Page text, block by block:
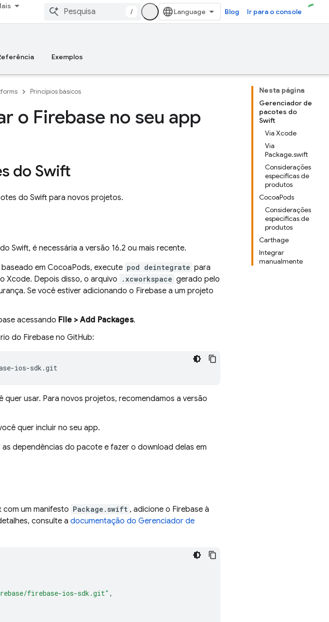
/ Blog Ir para o console
Exemplos
Nesta página
Gerenciador de
pacotes do
Swift
Via Xcode
Via
Package.swift
Considerações
específicas de
produtos
CocoaPods
Considerações
específicas de
produtos
Carthage
Integrar
manualmente
Princípios básicos
o Firebase no seu app
do Swift
do Swift para novos projetos.
Swift, é necessária a versão 16.2 ou mais recente.
em CocoaPods, execute pod deintegrate para
Xcode. Depois disso, o arquivo
.xcworkspace gerado pelo
Se você estiver adicionando o Firebase a um projeto
acessando File > Add Packages.
do Firebase no GitHub:
quer usar. Para novos projetos, recomendamos a versão
quer incluir no seu app.
dependências do pacote e fazer o download delas em
com um manifesto Package.swift , adicione o Firebase à
consulte a documentação do Gerenciador de
firebase-ios-sdk.git" ,